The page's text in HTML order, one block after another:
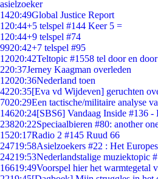
asielzoeker
1420:49Global Justice Report
1 20:44+5 telspel #144 Keer 5 =
1 20:44+9 telspel #74
9920:42+7 telspel #95
12020:42Teltopic #1558 tel door en
220:37Jerney Kaagman overleden
12020:36Nederland toen
4220:35[Eva vd Wijdeven] geruchten
7020:29Een tactische/militaire analyse
14620:24[SBS6] Vandaag Inside #136 -
23820:22Speciaalbieren #80: another
1520:17Radio 2 #145 Ruud 66
24719:58Asielzoekers #22 : Het
24219:53Nederlandstalige muziektopic
16619:49Voorspel hier het warmtegetal